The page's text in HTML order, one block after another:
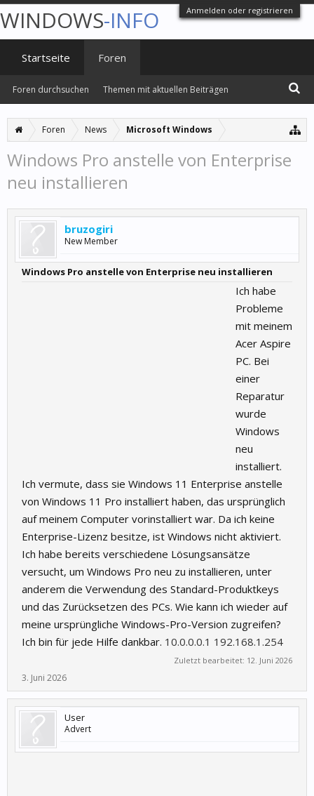
Anmelden oder registrieren
Foren News Microsoft Windows
Windows Pro anstelle von Enterprise
neu installieren
bruzogiri
New Member
Windows Pro anstelle von Enterprise neu installieren
Ich habe
Probleme
mit meinem
Acer Aspire
PC. Bei
einer
Reparatur
wurde
Windows
neu
installiert.
Ich vermute, dass sie Windows 11 Enterprise anstelle
von Windows 11 Pro installiert haben, das ursprünglich
auf meinem Computer vorinstalliert war. Da ich keine
Enterprise-Lizenz besitze, ist Windows nicht aktiviert.
Ich habe bereits verschiedene Lösungsansätze
versucht, um Windows Pro neu zu installieren, unter
anderem die Verwendung des Standard-Produktkeys
und das Zurücksetzen des PCs. Wie kann ich wieder auf
meine ursprüngliche Windows-Pro-Version zugreifen?
Ich bin für jede Hilfe dankbar. 10.0.0.0.1 192.168.1.254
Zuletzt bearbeitet: 12. Juni 2026
3. Juni 2026
User
Advert
WINDOWS-INFO
Startseite Foren
Foren durchsuchen Themen mit aktuellen Beiträgen